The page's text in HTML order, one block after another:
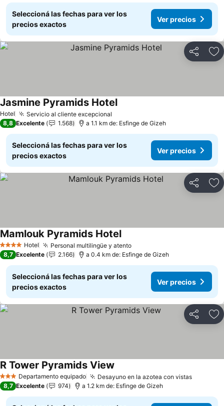
Seleccioná las fechas para ver los
precios exactos
Ver precios
Compartir
Hotel Servicio al cliente excepcional
Jasmine Pyramids HotelVer precios
8,8 Excelente 1.568 a 1.1 km de: Esfinge de Gizeh
Seleccioná las fechas para ver los
precios exactos
Ver precios
Compartir
4 EstrellasHotel Personal multilingüe y atentoVer precios
Mamlouk Pyramids HotelVer precios
8,7 Excelente 2.166 a 0.4 km de: Esfinge de Gizeh
Seleccioná las fechas para ver los
precios exactos
Ver precios
Compartir
3 EstrellasDepartamento equipado Desayuno en la azotea con vistasVer
R Tower Pyramids View
8,7 Excelente 974 a 1.2 km de: Esfinge de Gizeh